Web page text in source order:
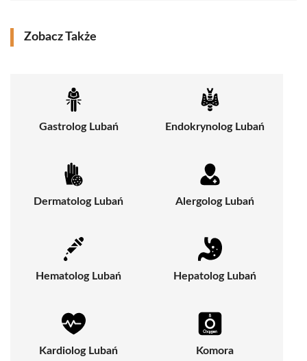
Zobacz Także
Gastrolog Lubań Endokrynolog Lubań
Dermatolog Lubań Alergolog Lubań
Hematolog Lubań Hepatolog Lubań
Kardiolog Lubań
Komora